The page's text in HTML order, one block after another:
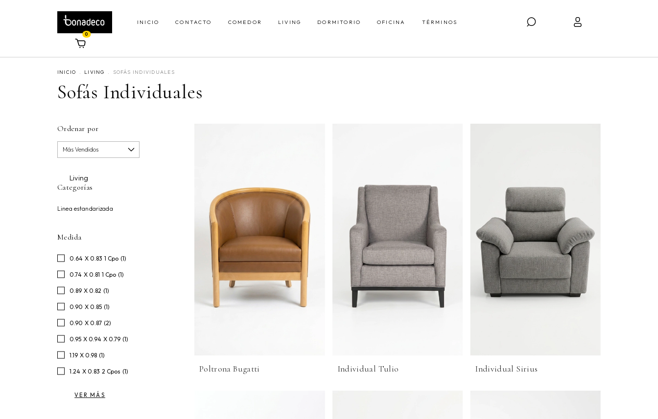
INICIO CONTACTO COMEDOR LIVING DORMITORIO OFICINA TÉRMINOS
0
INICIO . LIVING . SOFÁS INDIVIDUALES
Sofás Individuales
Ordenar por
Living
Categorías
Linea estandarizada
Medida
0.64 X 0.83 1 Cpo (1)
0.74 X 0.81 1 Cpo (1)
0.89 X 0.82 (1)
0.90 X 0.85 (1)
0.90 X 0.87 (2)
0.95 X 0.94 X 0.79 (1)
1.19 X 0.98 (1)
1.24 X 0.83 2 Cpos (1)
VER MÁS
Poltrona Bugatti Individual Tulio Individual Sirius